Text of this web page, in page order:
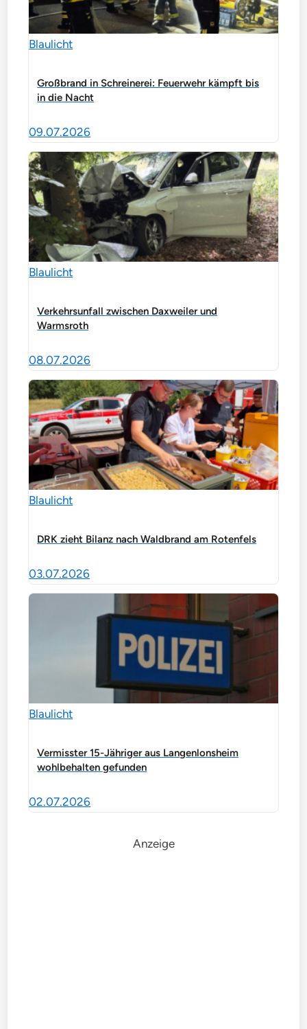
Blaulicht
Großbrand in Schreinerei: Feuerwehr kämpft bis
in die Nacht
09.07.2026
Blaulicht
Verkehrsunfall zwischen Daxweiler und
Warmsroth
08.07.2026
Blaulicht
DRK zieht Bilanz nach Waldbrand am Rotenfels
03.07.2026
Blaulicht
Vermisster 15-Jähriger aus Langenlonsheim
wohlbehalten gefunden
02.07.2026
Anzeige